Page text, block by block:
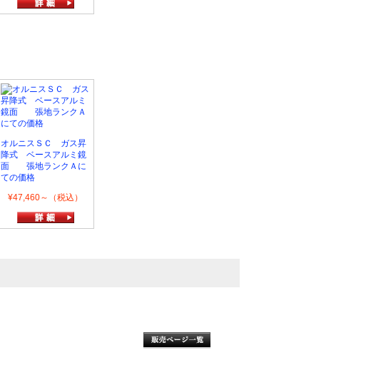
オルニスＳＣ ガス昇
降式 ベースアルミ鏡
面 張地ランクＡに
ての価格
¥47,460～（税込）